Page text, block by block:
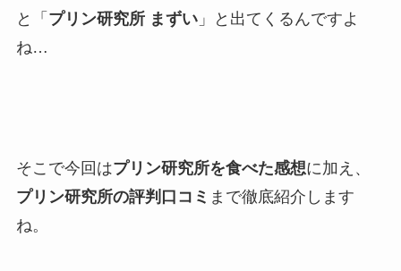
と「 プリン研究所 まずい」と出てくるんですよ
ね…
そこで今回はプリン研究所を食べた感想に加え、
プリン研究所の評判口コミ まで徹底紹介します
ね。